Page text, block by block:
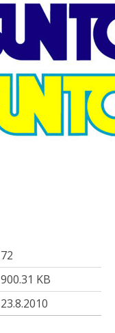
72
900.31 KB
23.8.2010